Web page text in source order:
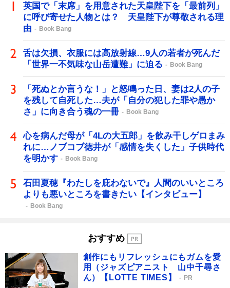
英国で「末席」を用意された天皇陛下を「最前列」
に呼び寄せた人物とは？ 天皇陛下が尊敬される理
由
Book Bang
舌は欠損、衣服には高放射線…9人の若者が死んだ
「世界一不気味な山岳遭難」に迫る
Book Bang
「死ぬとか言うな！」と怒鳴った日、妻は2人の子
を残して自死した…夫が「自分の犯した罪や愚か
さ」に向き合う魂の一冊
Book Bang
心を病んだ母が「4Lの大五郎」を飲み干しゲロまみ
れに…ノブコブ徳井が「感情を失くした」子供時代
を明かす
Book Bang
石田夏穂『わたしを庇わないで』人間のいいところ
よりも悪いところを書きたい【インタビュー】
Book Bang
おすすめ
創作にもリフレッシュにもガムを愛
用（ジャズピアニスト 山中千尋さ
ん）【LOTTE TIMES】
PR